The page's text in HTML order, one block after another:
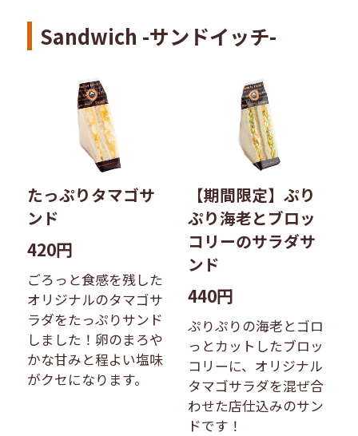
Sandwich -サンドイッチ-
たっぷりタマゴサ
ンド
420円
ごろっと食感を残した
オリジナルのタマゴサ
ラダをたっぷりサンド
しました！卵のまろや
かな甘みと程よい塩味
がクセになります。
【期間限定】ぷり
ぷり海老とブロッ
コリーのサラダサ
ンド​
440円
ぷりぷりの海老とゴロ
っとカットしたブロッ
コリーに、オリジナル
タマゴサラダを混ぜ合
わせた店仕込みのサン
ドです！